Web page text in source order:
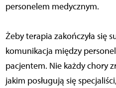
personelem medycznym.
Żeby terapia zakończyła się
komunikacja między
pacjentem. Nie każdy chory
jakim posługują się